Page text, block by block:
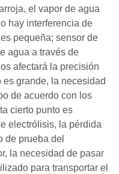
el vapor de agua
hay interferencia de
pequeña; sensor de
agua a través de
afectará la precisión
grande, la necesidad
de acuerdo con los
cierto punto es
electrólisis, la pérdida
de prueba del
la necesidad de pasar
para transportar el